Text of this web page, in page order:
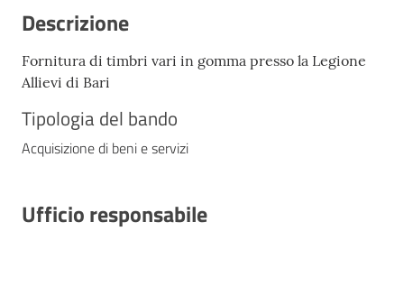
Descrizione
Fornitura di timbri vari in gomma presso la Legione
Allievi di Bari
Tipologia del bando
Acquisizione di beni e servizi
Ufficio responsabile